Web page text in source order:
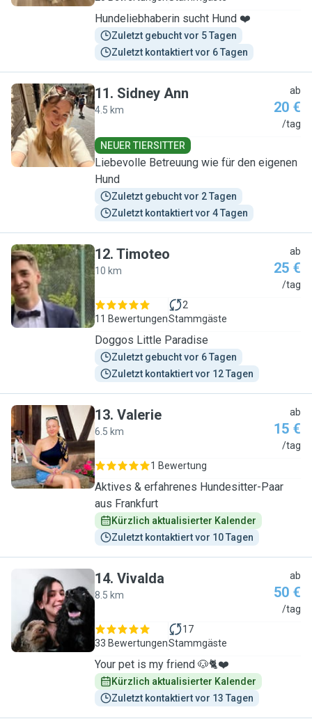
Hundeliebhaberin sucht Hund ❤️
Zuletzt gebucht vor 5 Tagen
Zuletzt kontaktiert vor 6 Tagen
S
11. Sidney Ann
4.5 km
ab
20 €
/tag
NEUER TIERSITTER
Liebevolle Betreuung wie für den eigenen
Hund
Zuletzt gebucht vor 2 Tagen
Zuletzt kontaktiert vor 4 Tagen
T
12. Timoteo
10 km
ab
25 €
/tag
11 Bewertungen
2
Stammgäste
Doggos Little Paradise
Zuletzt gebucht vor 6 Tagen
Zuletzt kontaktiert vor 12 Tagen
V
13. Valerie
6.5 km
ab
15 €
/tag
1 Bewertung
Aktives & erfahrenes Hundesitter-Paar
aus Frankfurt
Kürzlich aktualisierter Kalender
Zuletzt kontaktiert vor 10 Tagen
V
14. Vivalda
8.5 km
ab
50 €
/tag
33 Bewertungen
17
Stammgäste
Your pet is my friend 🐶🐈❤️
Kürzlich aktualisierter Kalender
Zuletzt kontaktiert vor 13 Tagen